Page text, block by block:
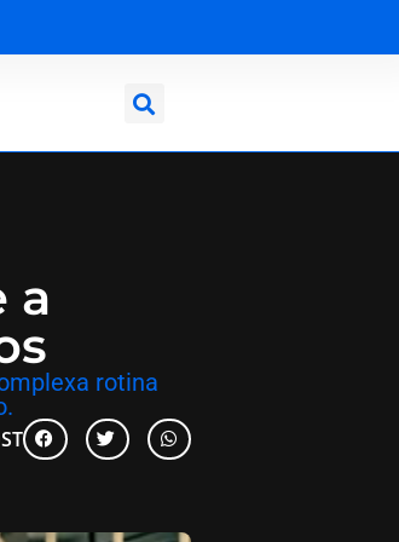
a
rotina